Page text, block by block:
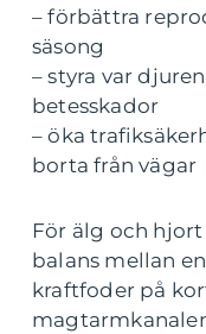
– förbättra
säsong
– styra var
betesskador
– öka
borta från vägar
För älg och
balans mellan
kraftfoder på